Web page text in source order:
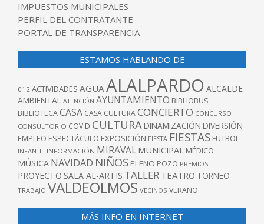
IMPUESTOS MUNICIPALES
PERFIL DEL CONTRATANTE
PORTAL DE TRANSPARENCIA
ESTAMOS HABLANDO DE
012 ACTIVIDADES AGUAALALPARDO ALCALDE
AMBIENTAL ATENCIÓN AYUNTAMIENTO BIBLIOBUS
BIBLIOTECACASA CASA CULTURACONCIERTO CONCURSO
CONSULTORIO COVID CULTURA DINAMIZACIÓN DIVERSIÓN
EMPLEO ESPECTÁCULO EXPOSICIÓN FIESTA FIESTAS FUTBOL
INFANTIL INFORMACIÓN MIRAVAL MUNICIPAL MÉDICO
MÚSICA NAVIDAD NIÑOS PLENO POZO PREMIOS
PROYECTO SALA AL-ARTIS TALLER TEATRO TORNEO
TRABAJO VALDEOLMOS VECINOS VERANO
MÁS INFO EN INTERNET